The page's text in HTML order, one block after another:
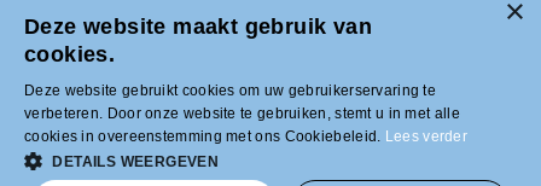
agenda.
Tel +31 (0)33-2996333 |
info@modelbouwled.nl | BTW nummer
NL001954275B26 | KVK nummer
31043946 | IBAN nummer NL59INGB
Deze website maakt gebruik van
cookies.
Deze website gebruikt cookies om uw gebruikerservaring te
verbeteren. Door onze website te gebruiken, stemt u in met alle
cookies in overeenstemming met ons Cookiebeleid. Lees verder
DETAILS WEERGEVEN